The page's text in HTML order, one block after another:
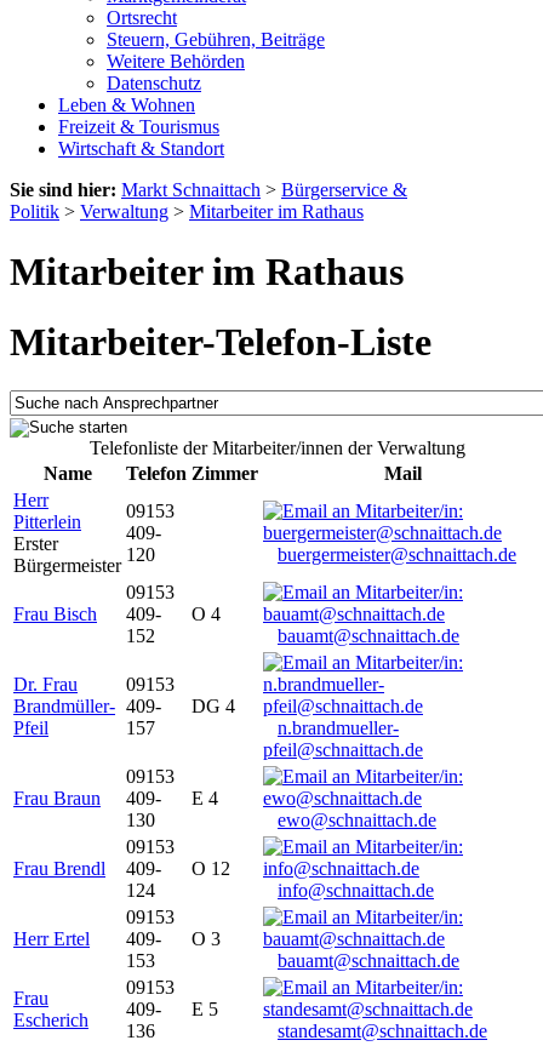
Ortsrecht
Steuern, Gebühren, Beiträge
Weitere Behörden
Datenschutz
Leben & Wohnen
Freizeit & Tourismus
Wirtschaft & Standort
Sie sind hier: Markt Schnaittach > Bürgerservice &
Politik > Verwaltung > Mitarbeiter im Rathaus
Mitarbeiter im Rathaus
Mitarbeiter-Telefon-Liste
Telefonliste der Mitarbeiter/innen der Verwaltung
Name
Telefon Zimmer
Mail
Herr
Pitterlein
Erster
Bürgermeister
09153
409-
120
buergermeister@schnaittach.de
Frau Bisch
09153
409-
152
O 4
bauamt@schnaittach.de
Dr. Frau
Brandmüller-
Pfeil
09153
409-
157
DG 4
n.brandmueller-
pfeil@schnaittach.de
Frau Braun
09153
409-
130
E 4
ewo@schnaittach.de
Frau Brendl
09153
409-
124
O 12
info@schnaittach.de
Herr Ertel
09153
409-
153
O 3
bauamt@schnaittach.de
Frau
Escherich
09153
409-
136
E 5
standesamt@schnaittach.de